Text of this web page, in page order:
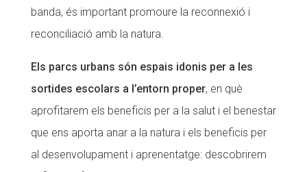
banda, és important promoure la reconnexió i
reconciliació amb la natura.
Els parcs urbans són espais idonis per a les
sortides escolars a l’entorn proper, en què
aprofitarem els beneficis per a la salut i el benestar
que ens aporta anar a la natura i els beneficis per
al desenvolupament i aprenentatge: descobrirem
Missió i valors
Els comptes clars
Memòria d'activitats
Proposta educativa
Notícies